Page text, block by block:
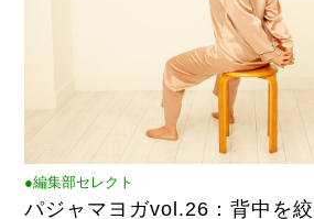
●編集部セレクト
パジャマヨガvol.26：背中を